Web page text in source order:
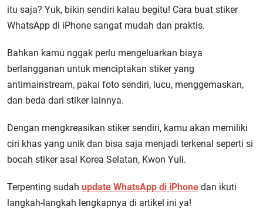
itu saja? Yuk, bikin sendiri kalau begitu! Cara buat stiker
WhatsApp di iPhone sangat mudah dan praktis.
Bahkan kamu nggak perlu mengeluarkan biaya
berlangganan untuk menciptakan stiker yang
antimainstream, pakai foto sendiri, lucu, menggemaskan,
dan beda dari stiker lainnya.
Dengan mengkreasikan stiker sendiri, kamu akan memiliki
ciri khas yang unik dan bisa saja menjadi terkenal seperti si
bocah stiker asal Korea Selatan, Kwon Yuli.
Terpenting sudah update WhatsApp di iPhone dan ikuti
langkah-langkah lengkapnya di artikel ini ya!